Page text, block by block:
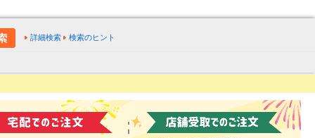
詳細検索 検索のヒント